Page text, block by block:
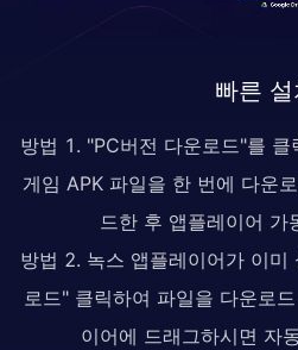
빠른 설
방법 1. "PC버전 다운로드"를
게임 APK 파일을 한 번에 다운
드한 후 앱플레이어 가
방법 2. 녹스 앱플레이어가 이미
로드" 클릭하여 파일을 다운로
이어에 드래그하시면 자